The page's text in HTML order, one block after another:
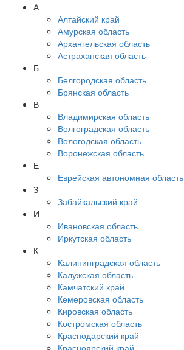
А
Алтайский край
Амурская область
Архангельская область
Астраханская область
Б
Белгородская область
Брянская область
В
Владимирская область
Волгоградская область
Вологодская область
Воронежская область
Е
Еврейская автономная область
З
Забайкальский край
И
Ивановская область
Иркутская область
К
Калининградская область
Калужская область
Камчатский край
Кемеровская область
Кировская область
Костромская область
Краснодарский край
Красноярский край